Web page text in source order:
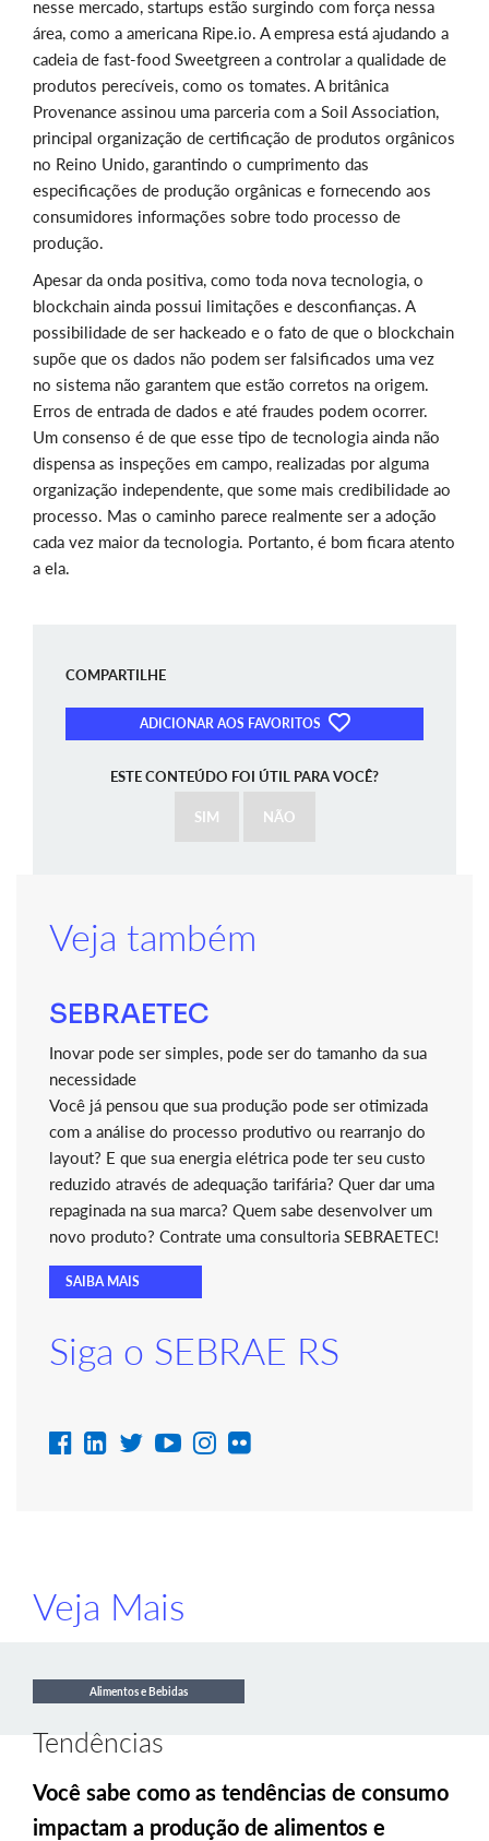
nesse mercado, startups estão surgindo com força nessa
área, como a americana Ripe.io. A empresa está ajudando a
cadeia de fast-food Sweetgreen a controlar a qualidade de
produtos perecíveis, como os tomates. A britânica
Provenance assinou uma parceria com a Soil Association,
principal organização de certificação de produtos orgânicos
no Reino Unido, garantindo o cumprimento das
especificações de produção orgânicas e fornecendo aos
consumidores informações sobre todo processo de
produção.
Apesar da onda positiva, como toda nova tecnologia, o
blockchain ainda possui limitações e desconfianças. A
possibilidade de ser hackeado e o fato de que o blockchain
supõe que os dados não podem ser falsificados uma vez
no sistema não garantem que estão corretos na origem.
Erros de entrada de dados e até fraudes podem ocorrer.
Um consenso é de que esse tipo de tecnologia ainda não
dispensa as inspeções em campo, realizadas por alguma
organização independente, que some mais credibilidade ao
processo. Mas o caminho parece realmente ser a adoção
cada vez maior da tecnologia. Portanto, é bom ficara atento
a ela.
COMPARTILHE
ADICIONAR AOS FAVORITOS
ESTE CONTEÚDO FOI ÚTIL PARA VOCÊ?
SIM NÃO
Veja também
SEBRAETEC
Inovar pode ser simples, pode ser do tamanho da sua
necessidade
Você já pensou que sua produção pode ser otimizada
com a análise do processo produtivo ou rearranjo do
layout? E que sua energia elétrica pode ter seu custo
reduzido através de adequação tarifária? Quer dar uma
repaginada na sua marca? Quem sabe desenvolver um
novo produto? Contrate uma consultoria SEBRAETEC!
SAIBA MAIS
Siga o SEBRAE RS
Veja Mais
Alimentos e Bebidas
Tendências
Você sabe como as tendências de consumo
impactam a produção de alimentos e